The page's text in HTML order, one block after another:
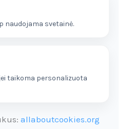
naudojama svetainė.
taikoma personalizuota
allaboutcookies.org